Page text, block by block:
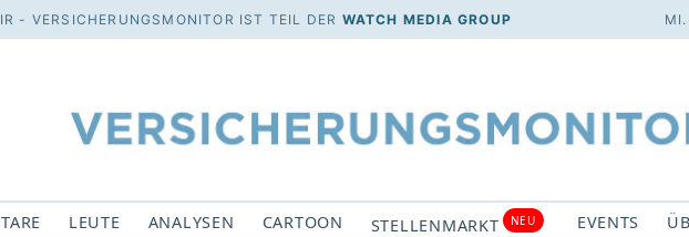
- VERSICHERUNGSMONITOR IST TEIL DER WATCH MEDIA GROUP
LEUTE ANALYSEN CARTOON STELLENMARKT NEU EVENTS